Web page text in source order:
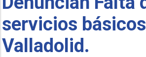
servicios
Valladolid.